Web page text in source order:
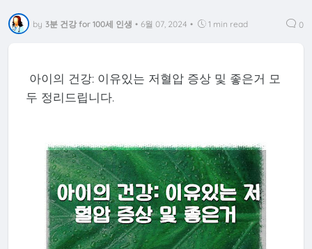
by 3분 건강 for 100세 인생 • 6월 07, 2024 • 1 min read 0
아이의 건강: 이유있는 저혈압 증상 및 좋은거 모
두 정리드립니다.